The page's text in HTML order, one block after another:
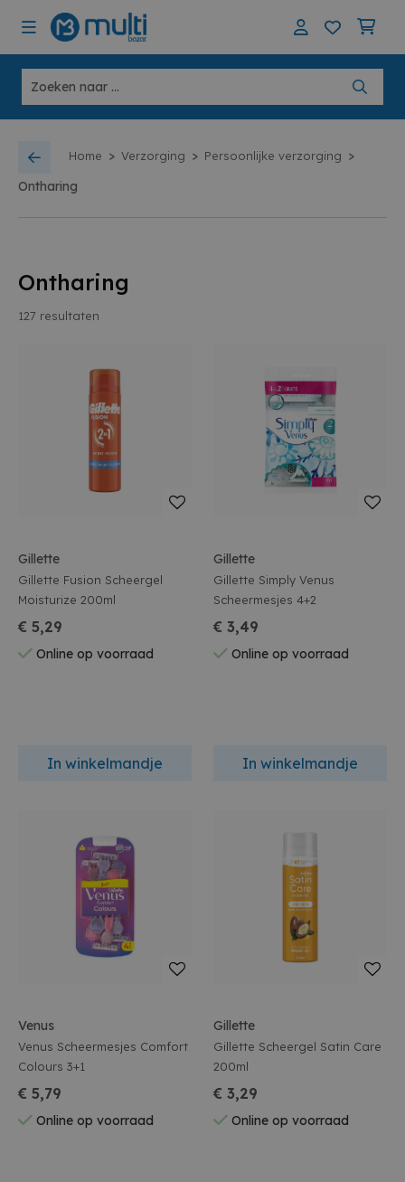
Home > Verzorging > Persoonlijke verzorging >
Ontharing
Ontharing
127 resultaten
Gillette
Gillette Fusion Scheergel
Moisturize 200ml
€ 5,29
Online op voorraad
In winkelmandje
Gillette
Gillette Simply Venus
Scheermesjes 4+2
€ 3,49
Online op voorraad
In winkelmandje
Venus
Venus Scheermesjes Comfort
Colours 3+1
€ 5,79
Online op voorraad
Gillette
Gillette Scheergel Satin Care
200ml
€ 3,29
Online op voorraad